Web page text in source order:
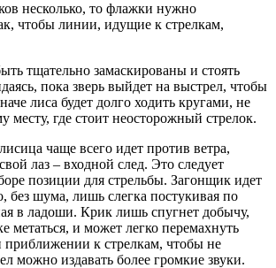
несколько, то флажки нужно
чтобы линии, идущие к стрелкам,
тщательно замаскированы и стоять
пока зверь выйдет на выстрел, чтобы
лиса будет долго ходить кругами, не
месту, где стоит неосторожный стрелок.
чаще всего идет против ветра,
лаз – входной след. Это следует
позиции для стрельбы. Загонщик идет
без шума, лишь слегка постукивая по
в ладоши. Крик лишь спугнет добычу,
метаться, и может легко перемахнуть
к стрелкам, чтобы не
можно издавать более громкие звуки.